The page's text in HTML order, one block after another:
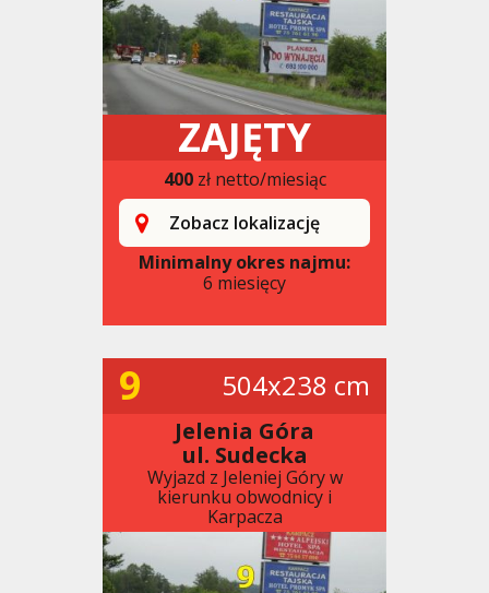
ZAJĘTY
400zł netto/miesiąc
Zobacz lokalizację
Minimalny okres najmu:
6 miesięcy
9 504x238 cm
Jelenia Góra
ul. Sudecka
Wyjazd z Jeleniej Góry w
kierunku obwodnicy i
Karpacza